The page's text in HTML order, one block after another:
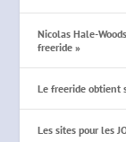
Nicolas Hale-
freeride »
Le freeride obtient
Les sites pour les